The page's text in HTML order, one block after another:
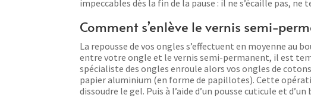
impeccables dès la fin de la pause : il ne s’écaille pas,
Comment s’enlève le vernis semi-
La repousse de vos ongles s’effectuent en moyenne au
entre votre ongle et le vernis semi-permanent, il est
spécialiste des ongles enroule alors vos ongles de
papier aluminium (en forme de papillotes). Cette
dissoudre le gel. Puis à l’aide d’un pousse cuticule et